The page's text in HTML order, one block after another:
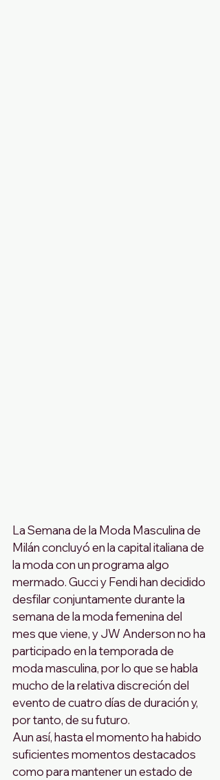
La Semana de la Moda Masculina de
Milán concluyó en la capital italiana de
la moda con un programa algo
mermado. Gucci y Fendi han decidido
desfilar conjuntamente durante la
semana de la moda femenina del
mes que viene, y JW Anderson no ha
participado en la temporada de
moda masculina, por lo que se habla
mucho de la relativa discreción del
evento de cuatro días de duración y,
por tanto, de su futuro.
Aun así, hasta el momento ha habido
suficientes momentos destacados
como para mantener un estado de